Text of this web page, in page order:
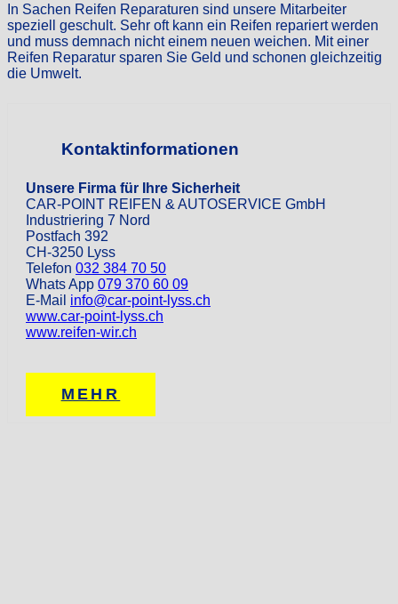
In Sachen Reifen Reparaturen sind unsere Mitarbeiter
speziell geschult. Sehr oft kann ein Reifen repariert werden
und muss demnach nicht einem neuen weichen. Mit einer
Reifen Reparatur sparen Sie Geld und schonen gleichzeitig
die Umwelt.
Kontaktinformationen
Unsere Firma für Ihre Sicherheit
CAR-POINT REIFEN & AUTOSERVICE GmbH
Industriering 7 Nord
Postfach 392
CH-3250 Lyss
Telefon 032 384 70 50
Whats App 079 370 60 09
E-Mail info@car-point-lyss.ch
www.car-point-lyss.ch
www.reifen-wir.ch
MEHR